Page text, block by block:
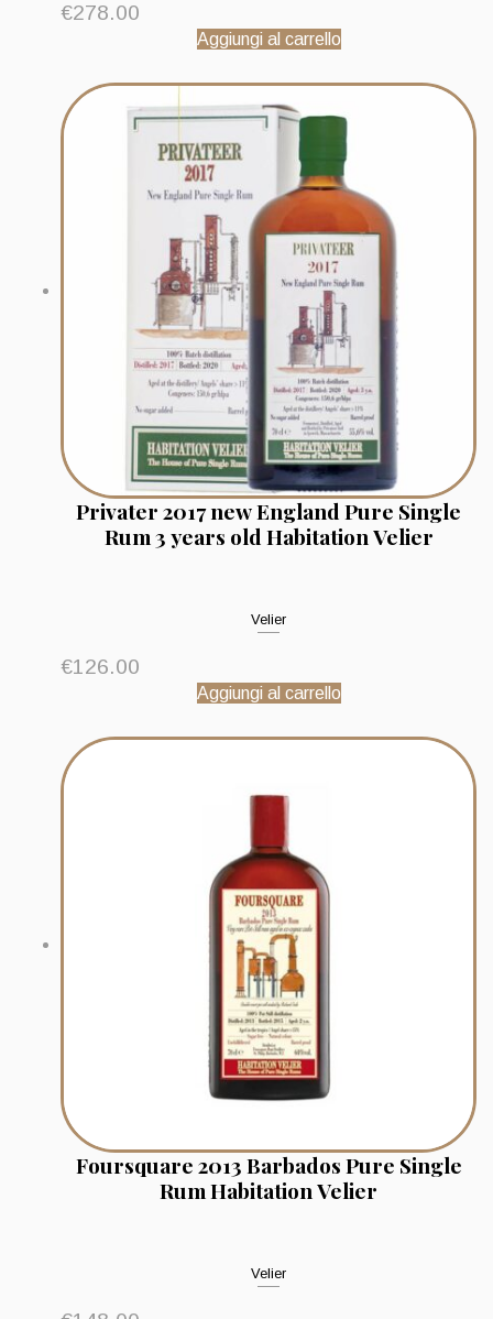
€278.00
Aggiungi al carrello
Privater 2017 new England Pure Single
Rum 3 years old Habitation Velier
Velier
€126.00
Aggiungi al carrello
Foursquare 2013 Barbados Pure Single
Rum Habitation Velier
Velier